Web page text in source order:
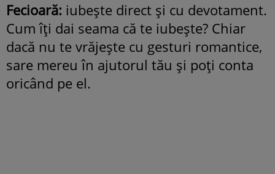
Fecioară: iubeşte direct şi cu devotament.
Cum îţi dai seama că te iubeşte? Chiar
dacă nu te vrăjeşte cu gesturi romantice,
sare mereu în ajutorul tău şi poţi conta
oricând pe el.